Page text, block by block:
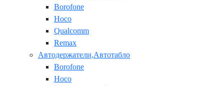
Borofone
Hoco
Qualcomm
Remax
Автодержатели,Автотабло
Borofone
Hoco